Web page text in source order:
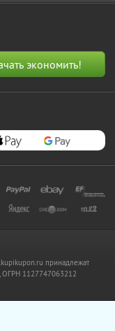
принадлежат
ОГРН 1127747063212